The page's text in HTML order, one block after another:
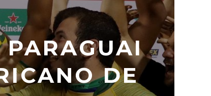
PARAGUAI
DE